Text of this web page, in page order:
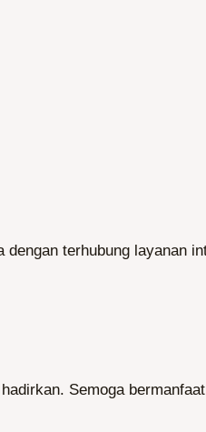
dengan terhubung layanan
Semoga